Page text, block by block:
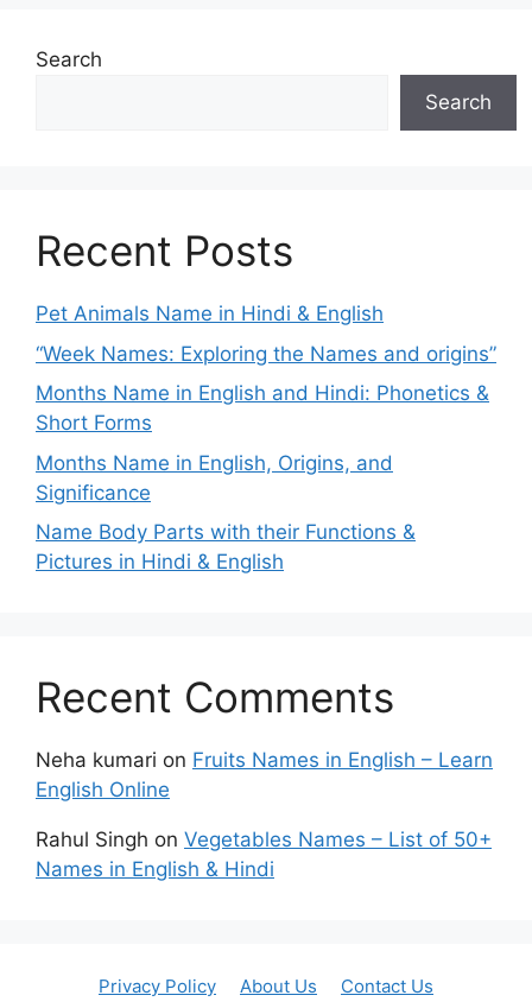
Search
Search
Recent Posts
Pet Animals Name in Hindi & English
“Week Names: Exploring the Names and origins”
Months Name in English and Hindi: Phonetics &
Short Forms
Months Name in English, Origins, and
Significance
Name Body Parts with their Functions &
Pictures in Hindi & English
Recent Comments
Neha kumari on Fruits Names in English – Learn
English Online
Rahul Singh on Vegetables Names – List of 50+
Names in English & Hindi
Privacy Policy About Us Contact Us